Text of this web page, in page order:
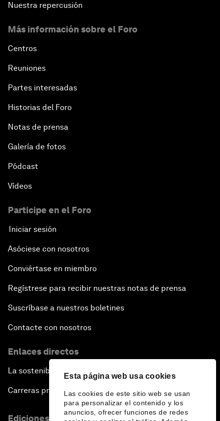
Esta página web usa cookies
Las cookies de este sitio web se usan
para personalizar el contenido y los
anuncios, ofrecer funciones de redes
Nuestra repercusión
Más información sobre el Foro
Centros
Reuniones
Partes interesadas
Historias del Foro
Notas de prensa
Galería de fotos
Pódcast
Vídeos
Participe en el Foro
Iniciar sesión
Asóciese con nosotros
Conviértase en miembro
Regístrese para recibir nuestras notas de prensa
Suscríbase a nuestros boletines
Contacte con nosotros
Enlaces directos
La sostenibilidad en el Foro
Carreras profesionales
Ediciones en otros idiomas